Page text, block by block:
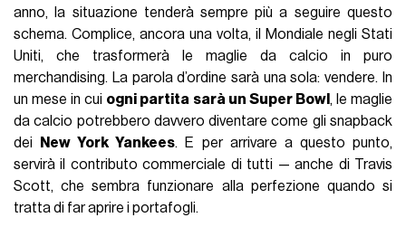
anno, la situazione tenderà sempre più a seguire questo
schema. Complice, ancora una volta, il Mondiale negli Stati
Uniti, che trasformerà le maglie da calcio in puro
merchandising. La parola d’ordine sarà una sola: vendere. In
un mese in cui ogni partita sarà un Super Bowl , le maglie
da calcio potrebbero davvero diventare come gli snapback
dei
New York Yankees. E per arrivare a questo punto,
servirà il contributo commerciale di tutti — anche di Travis
Scott, che sembra funzionare alla perfezione quando si
tratta di far aprire i portafogli.